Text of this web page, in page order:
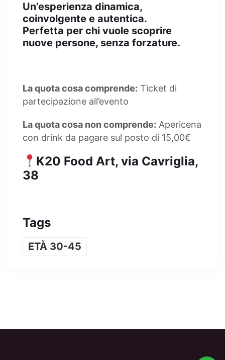
Un’esperienza dinamica,
coinvolgente e autentica.
Perfetta per chi vuole scoprire
nuove persone, senza forzature.
La quota cosa comprende: Ticket di
partecipazione all’evento
La quota cosa non comprende: Apericena
con drink da pagare sul posto di 15,00€
K20 Food Art, via Cavriglia,
38
Tags
ETÀ 30-45